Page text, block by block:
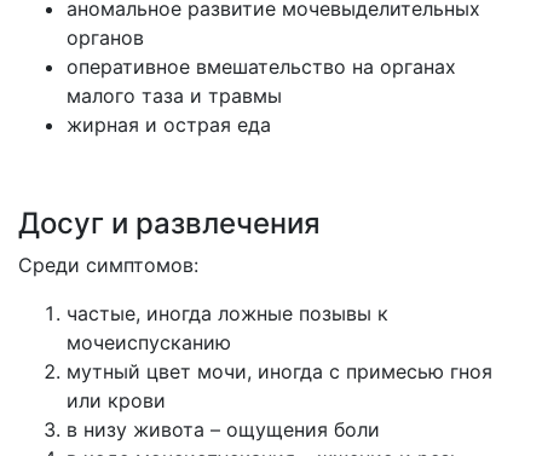
аномальное развитие мочевыделительных
органов
оперативное вмешательство на органах
малого таза и травмы
жирная и острая еда
Досуг и развлечения
Среди симптомов:
частые, иногда ложные позывы к
мочеиспусканию
мутный цвет мочи, иногда с примесью гноя
или крови
в низу живота – ощущения боли